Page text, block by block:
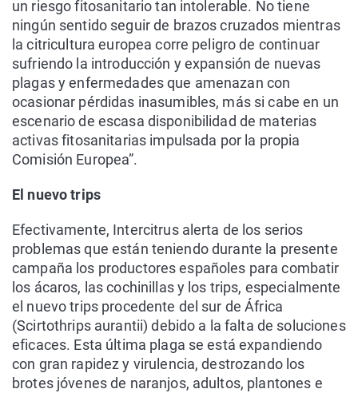
un riesgo fitosanitario tan intolerable. No tiene
ningún sentido seguir de brazos cruzados mientras
la citricultura europea corre peligro de continuar
sufriendo la introducción y expansión de nuevas
plagas y enfermedades que amenazan con
ocasionar pérdidas inasumibles, más si cabe en un
escenario de escasa disponibilidad de materias
activas fitosanitarias impulsada por la propia
Comisión Europea”.
El nuevo trips
Efectivamente, Intercitrus alerta de los serios
problemas que están teniendo durante la presente
campaña los productores españoles para combatir
los ácaros, las cochinillas y los trips, especialmente
el nuevo trips procedente del sur de África
(Scirtothrips aurantii) debido a la falta de soluciones
eficaces. Esta última plaga se está expandiendo
con gran rapidez y virulencia, destrozando los
brotes jóvenes de naranjos, adultos, plantones e